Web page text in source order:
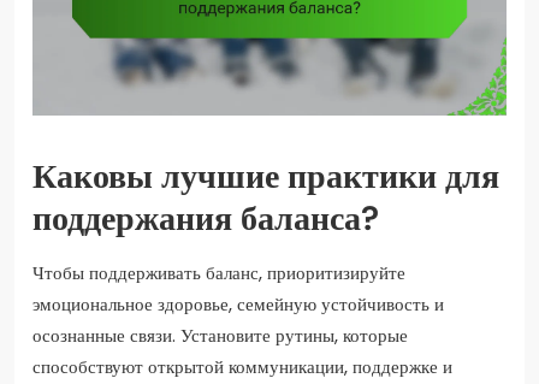
Каковы лучшие практики для
поддержания баланса?
Чтобы поддерживать баланс, приоритизируйте
эмоциональное здоровье, семейную устойчивость и
осознанные связи. Установите рутины, которые
способствуют открытой коммуникации, поддержке и